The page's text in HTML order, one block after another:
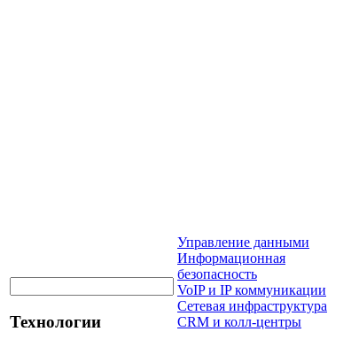
Технологии
Управление данными
Информационная
безопасность
VoIP и IP коммуникации
Сетевая инфраструктура
CRM и колл-центры